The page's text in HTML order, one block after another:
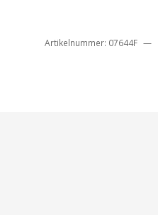
Artikelnummer: 07644F